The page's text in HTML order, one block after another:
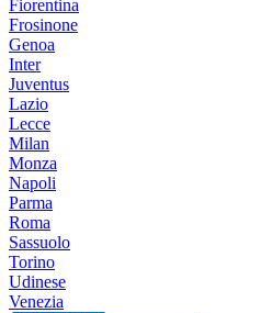
Fiorentina
Frosinone
Genoa
Inter
Juventus
Lazio
Lecce
Milan
Monza
Napoli
Parma
Roma
Sassuolo
Torino
Udinese
Venezia